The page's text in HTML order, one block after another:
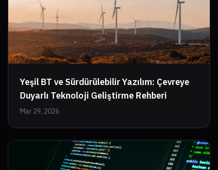
Yeşil BT ve Sürdürülebilir Yazılım: Çevreye
Duyarlı Teknoloji Geliştirme Rehberi
Mar 29, 2026